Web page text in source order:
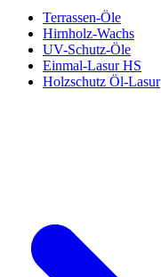
Terrassen-Öle
Hirnholz-Wachs
UV-Schutz-Öle
Einmal-Lasur HS
Holzschutz Öl-Lasur